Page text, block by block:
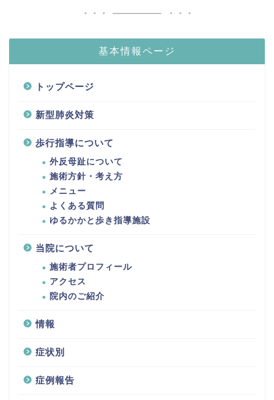
基本情報ページ
トップページ
新型肺炎対策
歩行指導について
外反母趾について
施術方針・考え方
メニュー
よくある質問
ゆるかかと歩き指導施設
当院について
施術者プロフィール
アクセス
院内のご紹介
情報
症状別
症例報告